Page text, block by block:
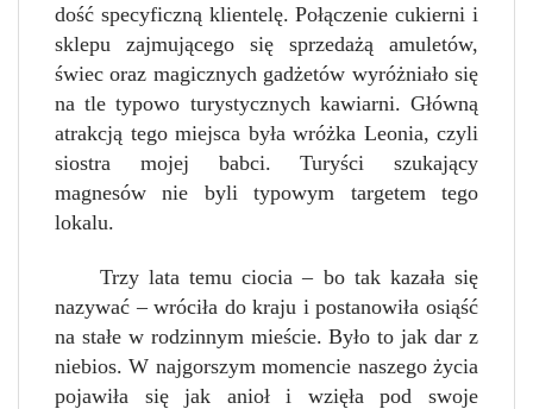
dość specyficzną klientelę. Połączenie cukierni i
sklepu zajmującego się sprzedażą amuletów,
świec oraz magicznych gadżetów wyróżniało się
na tle typowo turystycznych kawiarni. Główną
atrakcją tego miejsca była wróżka Leonia, czyli
siostra mojej babci. Turyści szukający
magnesów nie byli typowym targetem tego
lokalu.
Trzy lata temu ciocia – bo tak kazała się
nazywać – wróciła do kraju i postanowiła osiąść
na stałe w rodzinnym mieście. Było to jak dar z
niebios. W najgorszym momencie naszego życia
pojawiła się jak anioł i wzięła pod swoje